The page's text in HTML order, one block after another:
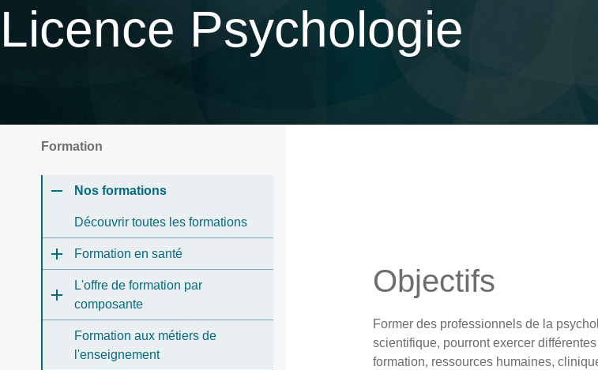
Licence Psychologie
Objectifs
Former des professionnels de la
scientifique, pourront exercer
formation, ressources humaines,
Formation
Nos formations
Découvrir toutes les formations
Formation en santé
L'offre de formation par
composante
Formation aux métiers de
l'enseignement